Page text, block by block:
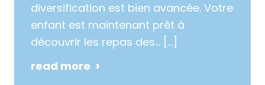
diversification est bien avancée. Votre
enfant est maintenant prêt à
découvrir les repas des… […]
read more